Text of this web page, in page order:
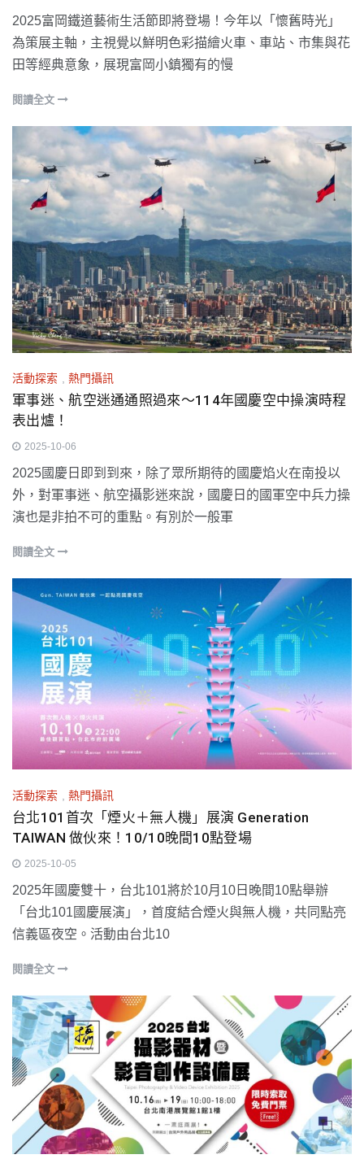
2025富岡鐵道藝術生活節即將登場！今年以「懷舊時光」
為策展主軸，主視覺以鮮明色彩描繪火車、車站、市集與花
田等經典意象，展現富岡小鎮獨有的慢
閱讀全文
活動探索 熱門攝訊
軍事迷、航空迷通通照過來～114年國慶空中操演時程
表出爐！
2025-10-06
2025國慶日即到到來，除了眾所期待的國慶焰火在南投以
外，對軍事迷、航空攝影迷來說，國慶日的國軍空中兵力操
演也是非拍不可的重點。有別於一般軍
閱讀全文
活動探索 熱門攝訊
台北101首次「煙火＋無人機」展演 Generation
TAIWAN 做伙來！10/10晚間10點登場
2025-10-05
2025年國慶雙十，台北101將於10月10日晚間10點舉辦
「台北101國慶展演」，首度結合煙火與無人機，共同點亮
信義區夜空。活動由台北10
閱讀全文